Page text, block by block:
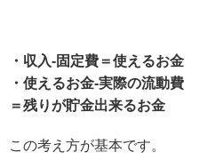
・収入-固定費＝使えるお金
・使えるお金-実際の流動費
＝残りが貯金出来るお金
この考え方が基本です。